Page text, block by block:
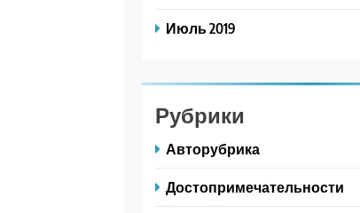
Июль 2019
Рубрики
Авторубрика
Достопримечательности